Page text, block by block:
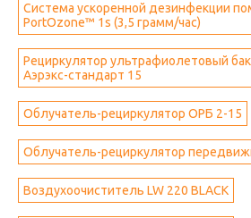
Система ускоренной дезинфекции
PortOzone™ 1s (3,5 грамм/час)
Рециркулятор ультрафиолетовый
Аэрэкс-стандарт 15
Облучатель-рециркулятор ОРБ 2-15
Облучатель-рециркулятор
Воздухоочиститель LW 220 BLACK